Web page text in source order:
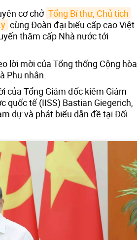
cơ chở Tổng Bí thư, Chủ tịch
cùng Đoàn đại biểu cấp cao Việt
thăm cấp Nhà nước tới
lời mời của Tổng thống Cộng hòa
Phu nhân.
của Tổng Giám đốc kiêm Giám
quốc tế (IISS) Bastian Giegerich,
dự và phát biểu dẫn đề tại Đối